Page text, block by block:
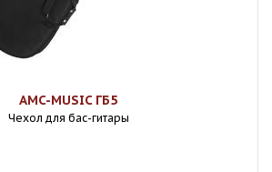
AMC-MUSIC ГБ5
Чехол для бас-гитары